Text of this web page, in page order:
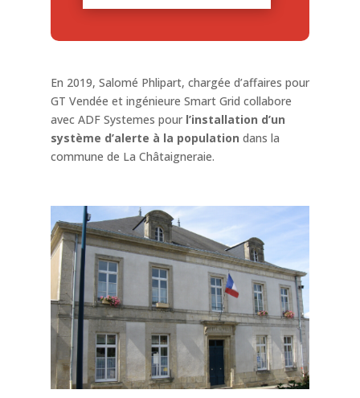
En 2019, Salomé Phlipart, chargée d’affaires pour
GT Vendée et ingénieure Smart Grid collabore
avec ADF Systemes pour l’installation d’un
système d’alerte à la population dans la
commune de La Châtaigneraie.